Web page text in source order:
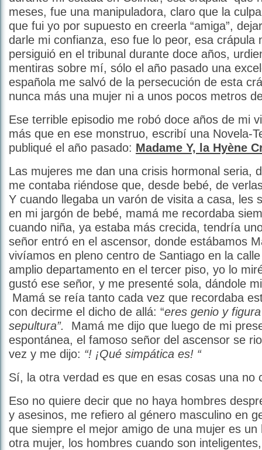
meses, fue una manipuladora, claro que la
que fui yo por supuesto en creerla “amiga”,
darle mi confianza, eso fue lo peor, esa crápula
persiguió en el tribunal durante doce años,
mentiras sobre mí, sólo el año pasado una
española me salvó de la persecución de esta
nunca más una mujer ni a unos pocos metros
Ese terrible episodio me robó doce años de mi
más que en ese monstruo, escribí una Novela-
publiqué el año pasado: Madame Y, la Hyène
Las mujeres me dan una crisis hormonal seria,
me contaba riéndose que, desde bebé, de
Y cuando llegaba un varón de visita a casa, les
en mi jargón de bebé, mamá me recordaba
cuando niña, ya estaba más crecida, tendría
señor entró en el ascensor, donde estábamos
vivíamos en pleno centro de Santiago en la
amplio departamento en el tercer piso, yo lo
gustó ese señor, y me presenté sola, dándole
Mamá se reía tanto cada vez que recordaba
con decirme el dicho de allá: “eres genio y
sepultura”.
Mamá me dijo que luego de mi
espontánea, el famoso señor del ascensor se
vez y me dijo: “! ¡Qué simpática es! “
Sí, la otra verdad es que en esas cosas una no
Eso no quiere decir que no haya hombres
y asesinos, me refiero al género masculino en
que siempre el mejor amigo de una mujer es
otra mujer, los hombres cuando son